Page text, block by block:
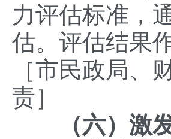
力评估标准，
估。评估结果
［市民政局、
责］
（六）激